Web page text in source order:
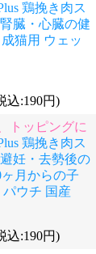
鶏挽き肉ス
臓・心臓の健
猫用 ウェッ
込:190円)
トッピングに
鶏挽き肉ス
妊・去勢後の
ヶ月からの子
ウチ 国産
込:190円)